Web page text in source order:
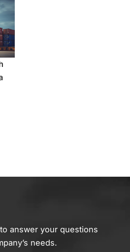
answer your questions
needs.